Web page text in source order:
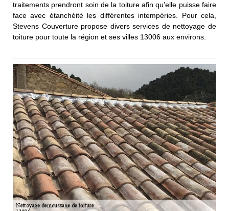
traitements prendront soin de la toiture afin qu’elle puisse faire
face avec étanchéité les différentes intempéries. Pour cela,
Stevens Couverture propose divers services de nettoyage de
toiture pour toute la région et ses villes 13006 aux environs.